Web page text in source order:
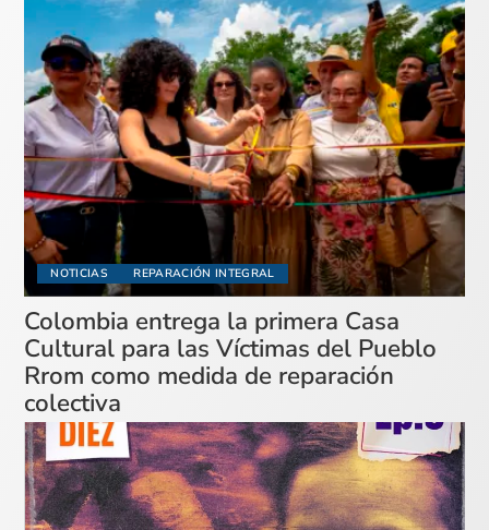
NOTICIAS REPARACIÓN INTEGRAL
Colombia entrega la primera Casa
Cultural para las Víctimas del Pueblo
Rrom como medida de reparación
colectiva